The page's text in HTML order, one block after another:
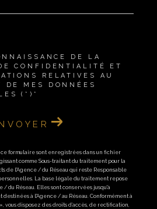
DE LA
CONFIDENTIALITÉ ET
RELATIVES AU
DE MES DONNÉES
(*)*
formulaire sont enregistrées dans un fichier
comme Sous-traitant du traitement pour la
de l'Agence / du Réseau qui reste Responsable
La base légale du traitement repose
du Réseau. Elles sont conservées jusqu'à
à l'Agence / au Réseau. Conformément à
vous disposez des droits d’accès, de rectification,